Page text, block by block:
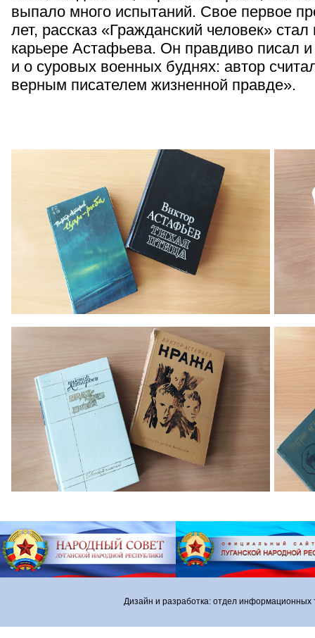
выпало много испытаний. Свое первое
лет, рассказ «Гражданский человек»
карьере Астафьева. Он правдиво писал
и о суровых военных буднях: автор
верным писателем жизненной правде».
Дизайн и разработка: отдел информационных